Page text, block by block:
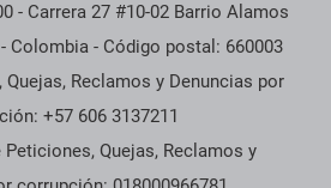
- Carrera 27 #10-02 Barrio Alamos
Colombia - Código postal: 660003
Reclamos y Denuncias por
+57 606 3137211
Quejas, Reclamos y